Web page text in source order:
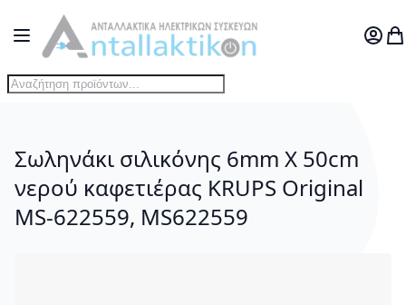
Μετάβαση στο περιεχόμενο
Toggle Nav
Ο
Σωληνάκι σιλικόνης 6mm X 50cm
νερού καφετιέρας KRUPS Οriginal
MS-622559, MS622559